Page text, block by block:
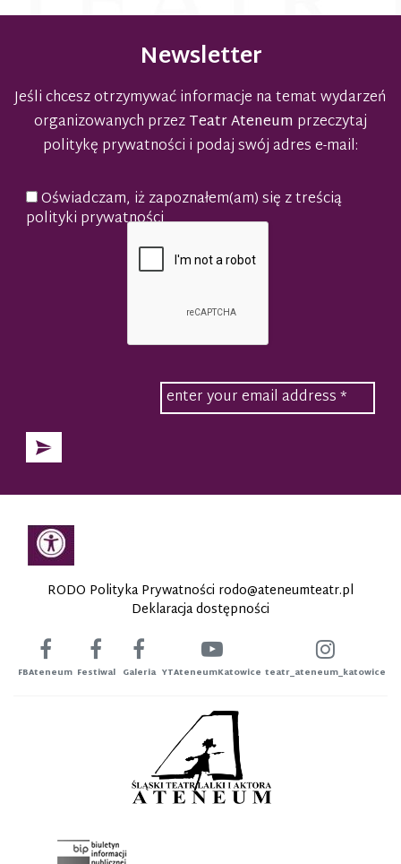
Newsletter
Jeśli chcesz otrzymywać informacje na temat wydarzeń
organizowanych przezTeatr Ateneum przeczytaj
politykę prywatności i podaj swój adres e-mail:
Oświadczam, iż zapoznałem(am) się z treścią
polityki prywatności
RODO Polityka Prywatności rodo@ateneumteatr.pl
Deklaracja dostępności
FBAteneum Festiwal Galeria YTAteneumKatowice teatr_ateneum_katowice